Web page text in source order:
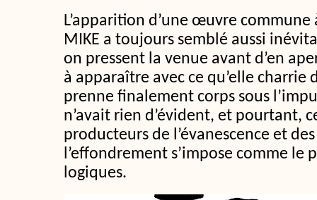
L’apparition d’une œuvre commune
MIKE a toujours semblé aussi
on pressent la venue avant d’en
à apparaître avec ce qu’elle charrie
prenne finalement corps sous
n’avait rien d’évident, et pourtant,
producteurs de l’évanescence et
l’effondrement s’impose comme le
logiques.